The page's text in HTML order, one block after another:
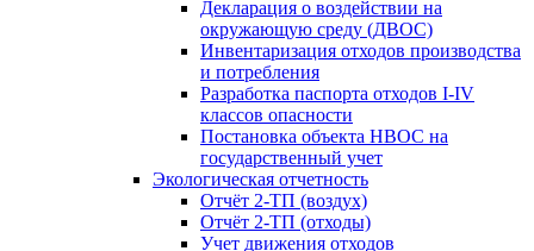
Декларация о воздействии на
окружающую среду (ДВОС)
Инвентаризация отходов производства
и потребления
Разработка паспорта отходов I-IV
классов опасности
Постановка объекта НВОС на
государственный учет
Экологическая отчетность
Отчёт 2-ТП (воздух)
Отчёт 2-ТП (отходы)
Учет движения отходов